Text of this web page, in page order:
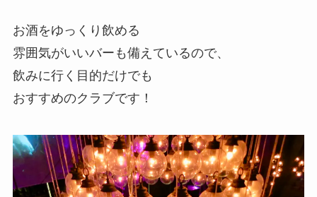
お酒をゆっくり飲める
雰囲気がいいバーも備えているので、
飲みに行く目的だけでも
おすすめのクラブです！